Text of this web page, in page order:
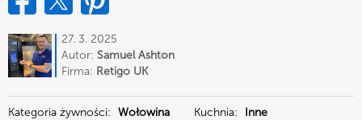
27. 3. 2025
Autor: Samuel Ashton
Firma: Retigo UK
Kategoria żywności: Wołowina Kuchnia: Inne